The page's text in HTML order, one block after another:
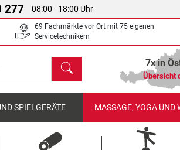
277 08:00 - 18:00 Uhr
69 Fachmärkte vor Ort mit 75 eigenen
Servicetechnikern
Suchen 7x in
Übersicht
SPIELGERÄTE MASSAGE, YOGA UND